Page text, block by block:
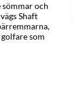
och
Shaft
som